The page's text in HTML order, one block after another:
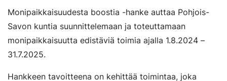
Monipaikkaisuudesta boostia -hanke auttaa Pohjois-
Savon kuntia suunnittelemaan ja toteuttamaan
monipaikkaisuutta edistäviä toimia ajalla 1.8.2024 –
31.7.2025.
Hankkeen tavoitteena on kehittää toimintaa, joka